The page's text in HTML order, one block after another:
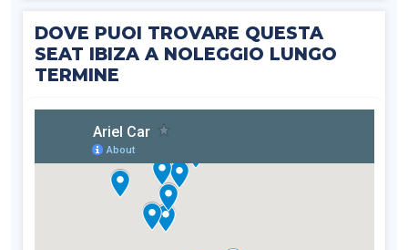
DOVE PUOI TROVARE QUESTA
SEAT IBIZA A NOLEGGIO LUNGO
TERMINE